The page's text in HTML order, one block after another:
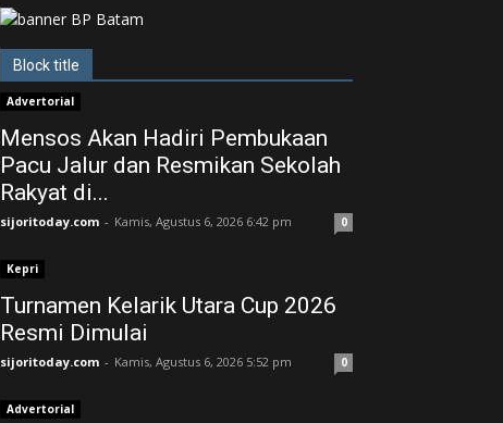
Block title
Advertorial
Mensos Akan Hadiri Pembukaan
Pacu Jalur dan Resmikan Sekolah
Rakyat di...
sijoritoday.com - Kamis, Agustus 6, 2026 6:42 pm 0
Kepri
Turnamen Kelarik Utara Cup 2026
Resmi Dimulai
sijoritoday.com - Kamis, Agustus 6, 2026 5:52 pm 0
Advertorial